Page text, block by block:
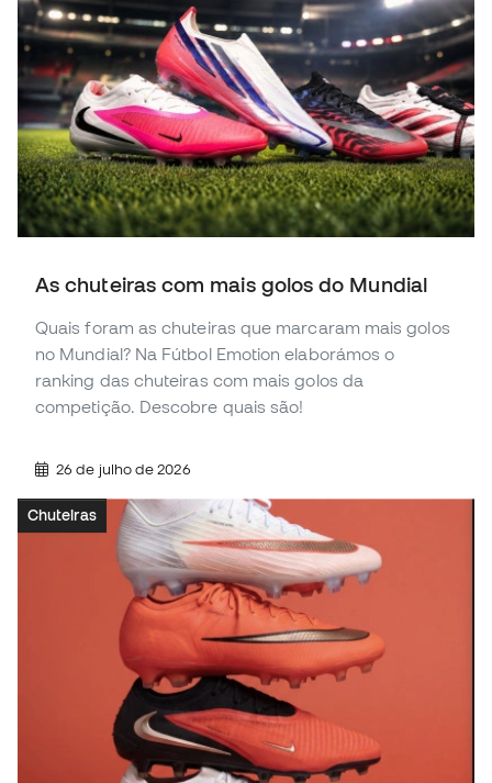
As chuteiras com mais golos do Mundial
Quais foram as chuteiras que marcaram mais golos
no Mundial? Na Fútbol Emotion elaborámos o
ranking das chuteiras com mais golos da
competição. Descobre quais são!
26 de julho de 2026
Chuteiras